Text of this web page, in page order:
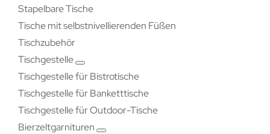
Stapelbare Tische
Tische mit selbstnivellierenden Füßen
Tischzubehör
Tischgestelle
Tischgestelle für Bistrotische
Tischgestelle für Banketttische
Tischgestelle für Outdoor-Tische
Bierzeltgarnituren